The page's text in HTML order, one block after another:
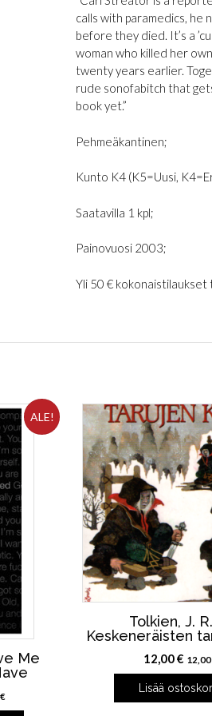
calls with paramedics,
before they died. It’s a
woman who killed her
twenty years earlier.
rude sonofabitch that
book yet.”
Pehmeäkantinen;
Kunto K4 (K5=Uusi,
Saatavilla 1 kpl;
Painovuosi 2003;
Yli 50 € kokonaistilaukset
ALE!
Me
€
Tolkien, J.
Keskeneräisten
12,00€
Lisää